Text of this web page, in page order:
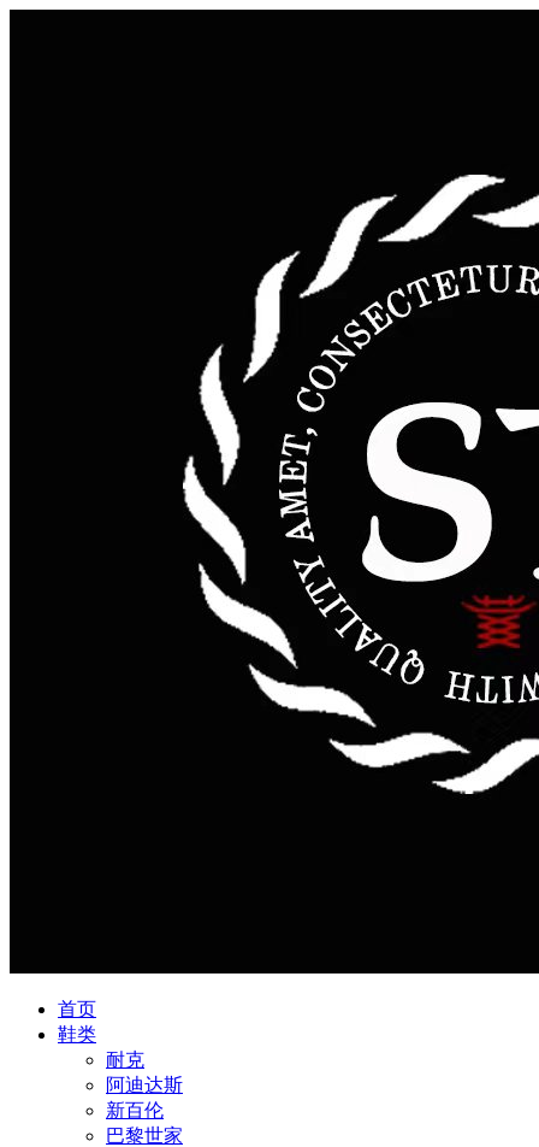
首页
鞋类
耐克
阿迪达斯
新百伦
巴黎世家